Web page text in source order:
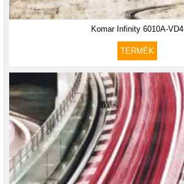
Komar Infinity 6010A-VD4
TERMÉK